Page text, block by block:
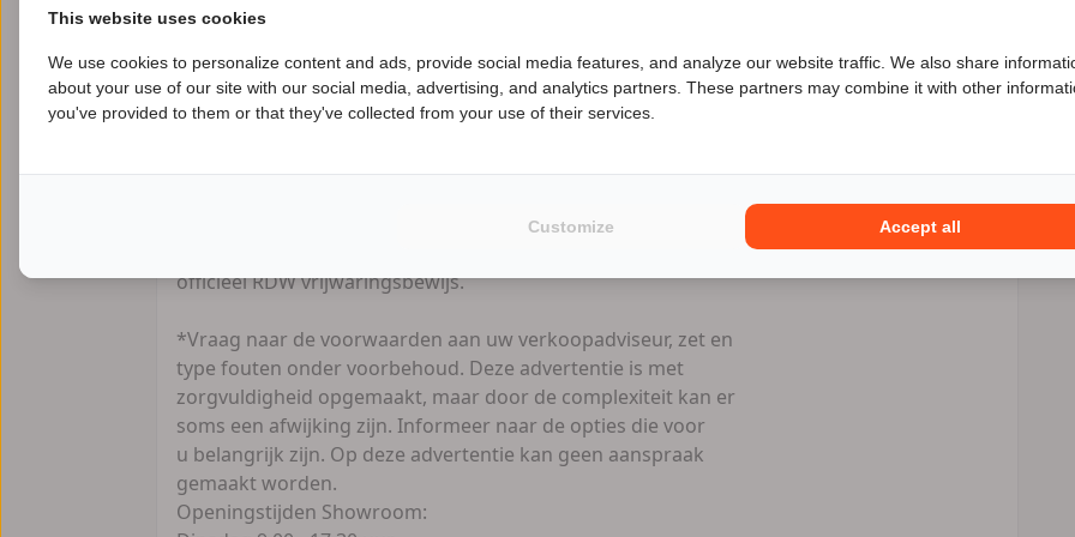
keuze!!
Financiering:
- Verschillende mogelijkheden voor zowel prive als
officieel RDW vrijwaringsbewijs.
*Vraag naar de voorwaarden aan uw verkoopadviseur, zet en
type fouten onder voorbehoud. Deze advertentie is met
zorgvuldigheid opgemaakt, maar door de complexiteit kan er
soms een afwijking zijn. Informeer naar de opties die voor
u belangrijk zijn. Op deze advertentie kan geen aanspraak
gemaakt worden.
Openingstijden Showroom:
Benieuwd naar de speciale Motor2go prijs? Bel 06 58906447
This website uses cookies
We use cookies to personalize content and ads, provide social media features, and analyze our website traffic. We also share
about your use of our site with our social media, advertising, and analytics partners. These partners may combine it with other
you've provided to them or that they've collected from your use of their services.
Customize Accept all